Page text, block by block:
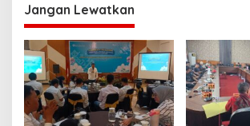
a
s
i
p
o
Jangan Lewatkan